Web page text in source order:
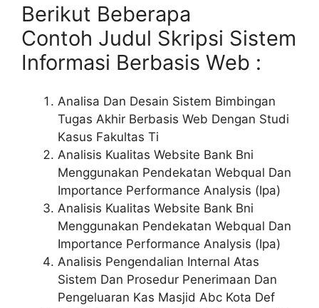
Berikut Beberapa
Contoh Judul Skripsi Sistem
Informasi Berbasis Web :
Analisa Dan Desain Sistem Bimbingan
Tugas Akhir Berbasis Web Dengan Studi
Kasus Fakultas Ti
Analisis Kualitas Website Bank Bni
Menggunakan Pendekatan Webqual Dan
Importance Performance Analysis (Ipa)
Analisis Kualitas Website Bank Bni
Menggunakan Pendekatan Webqual Dan
Importance Performance Analysis (Ipa)
Analisis Pengendalian Internal Atas
Sistem Dan Prosedur Penerimaan Dan
Pengeluaran Kas Masjid Abc Kota Def